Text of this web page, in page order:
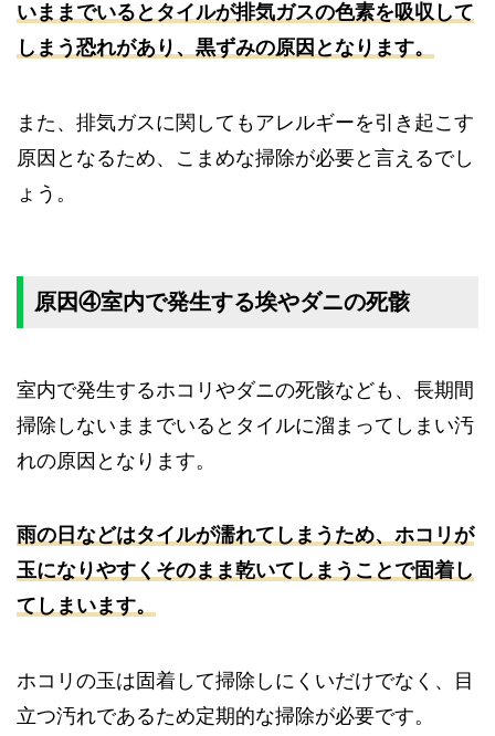
いままでいるとタイルが排気ガスの色素を吸収して
しまう恐れがあり、黒ずみの原因となります。
また、排気ガスに関してもアレルギーを引き起こす
原因となるため、こまめな掃除が必要と言えるでし
ょう。
原因④室内で発生する埃やダニの死骸
室内で発生するホコリやダニの死骸なども、長期間
掃除しないままでいるとタイルに溜まってしまい汚
れの原因となります。
雨の日などはタイルが濡れてしまうため、ホコリが
玉になりやすくそのまま乾いてしまうことで固着し
てしまいます。
ホコリの玉は固着して掃除しにくいだけでなく、目
立つ汚れであるため定期的な掃除が必要です。